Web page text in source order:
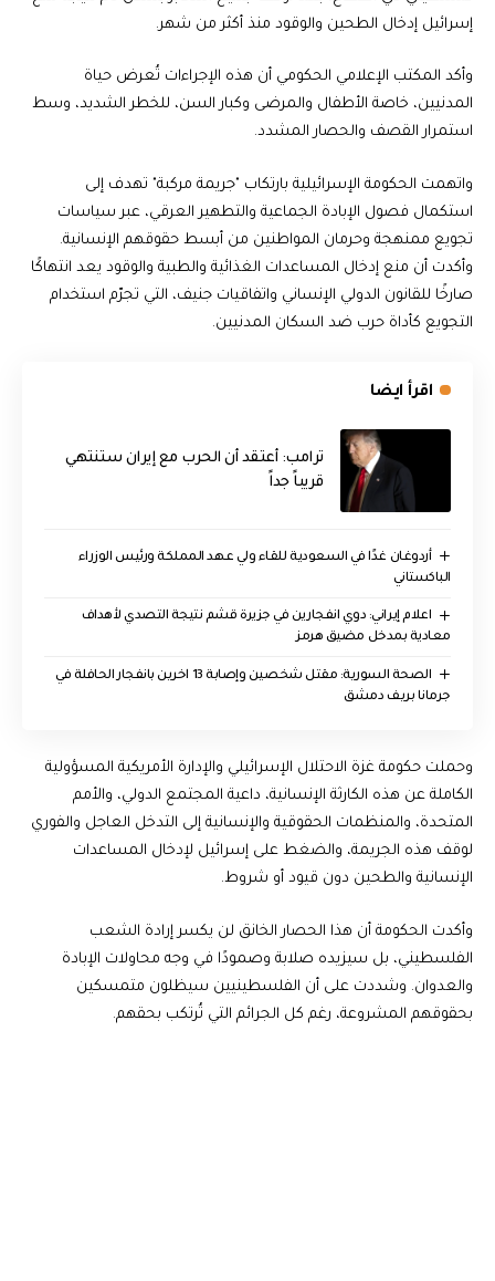
إسرائيل إدخال الطحين والوقود منذ أكثر من شهر.
وأكد المكتب الإعلامي الحكومي أن هذه الإجراءات تُعرض حياة
المدنيين، خاصة الأطفال والمرضى وكبار السن، للخطر الشديد، وسط
استمرار القصف والحصار المشدد.
واتهمت الحكومة الإسرائيلية بارتكاب "جريمة مركبة" تهدف إلى
استكمال فصول الإبادة الجماعية والتطهير العرقي، عبر سياسات
تجويع ممنهجة وحرمان المواطنين من أبسط حقوقهم الإنسانية.
وأكدت أن منع إدخال المساعدات الغذائية والطبية والوقود يعد انتهاكًا
صارخًا للقانون الدولي الإنساني واتفاقيات جنيف، التي تجرّم استخدام
التجويع كأداة حرب ضد السكان المدنيين.
اقرأ ايضا
‏ترامب: أعتقد أن الحرب مع إيران ستنتهي
قريباً جداً
أردوغان غدًا في السعودية للقاء ولي عهد المملكة ورئيس الوزراء
الباكستاني
اعلام إيراني: دوي انفجارين في جزيرة قشم نتيجة التصدي لأهداف
معادية بمدخل مضيق هرمز
الصحة السورية: مقتل شخصين وإصابة 13 اخرين بانفجار الحافلة في
جرمانا بريف دمشق
وحملت حكومة غزة الاحتلال الإسرائيلي والإدارة الأمريكية المسؤولية
الكاملة عن هذه الكارثة الإنسانية، داعية المجتمع الدولي، والأمم
المتحدة، والمنظمات الحقوقية والإنسانية إلى التدخل العاجل والفوري
لوقف هذه الجريمة، والضغط على إسرائيل لإدخال المساعدات
الإنسانية والطحين دون قيود أو شروط.
وأكدت الحكومة أن هذا الحصار الخانق لن يكسر إرادة الشعب
الفلسطيني، بل سيزيده صلابة وصمودًا في وجه محاولات الإبادة
والعدوان. وشددت على أن الفلسطينيين سيظلون متمسكين
بحقوقهم المشروعة، رغم كل الجرائم التي تُرتكب بحقهم.